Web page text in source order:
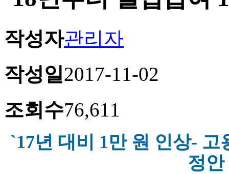
작성자관리자
작성일2017-11-02
조회수76,611
`17년 대비 1만 원 인상- 고
정